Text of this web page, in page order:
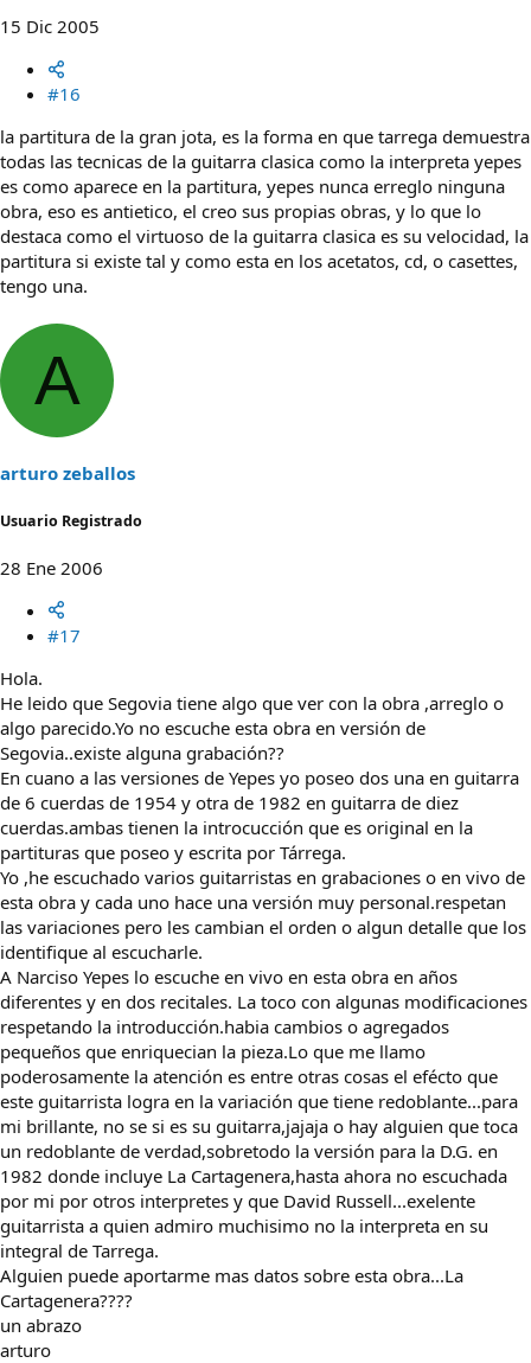
15 Dic 2005
#16
la partitura de la gran jota, es la forma en que tarrega demuestra
todas las tecnicas de la guitarra clasica como la interpreta yepes
es como aparece en la partitura, yepes nunca erreglo ninguna
obra, eso es antietico, el creo sus propias obras, y lo que lo
destaca como el virtuoso de la guitarra clasica es su velocidad, la
partitura si existe tal y como esta en los acetatos, cd, o casettes,
tengo una.
A
arturo zeballos
Usuario Registrado
28 Ene 2006
#17
Hola.
He leido que Segovia tiene algo que ver con la obra ,arreglo o
algo parecido.Yo no escuche esta obra en versión de
Segovia..existe alguna grabación??
En cuano a las versiones de Yepes yo poseo dos una en guitarra
de 6 cuerdas de 1954 y otra de 1982 en guitarra de diez
cuerdas.ambas tienen la introcucción que es original en la
partituras que poseo y escrita por Tárrega.
Yo ,he escuchado varios guitarristas en grabaciones o en vivo de
esta obra y cada uno hace una versión muy personal.respetan
las variaciones pero les cambian el orden o algun detalle que los
identifique al escucharle.
A Narciso Yepes lo escuche en vivo en esta obra en años
diferentes y en dos recitales. La toco con algunas modificaciones
respetando la introducción.habia cambios o agregados
pequeños que enriquecian la pieza.Lo que me llamo
poderosamente la atención es entre otras cosas el efécto que
este guitarrista logra en la variación que tiene redoblante...para
mi brillante, no se si es su guitarra,jajaja o hay alguien que toca
un redoblante de verdad,sobretodo la versión para la D.G. en
1982 donde incluye La Cartagenera,hasta ahora no escuchada
por mi por otros interpretes y que David Russell...exelente
guitarrista a quien admiro muchisimo no la interpreta en su
integral de Tarrega.
Alguien puede aportarme mas datos sobre esta obra...La
Cartagenera????
un abrazo
arturo